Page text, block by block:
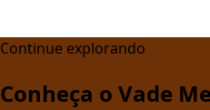
Continue explorando
Conheça o Vade